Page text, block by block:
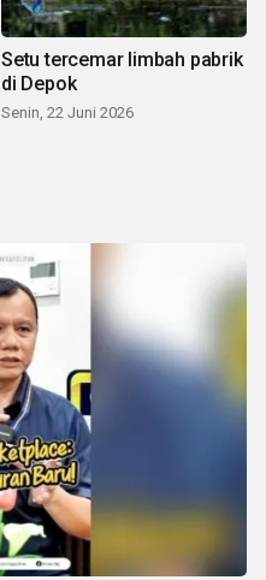
Setu tercemar limbah pabrik
di Depok
Senin, 22 Juni 2026